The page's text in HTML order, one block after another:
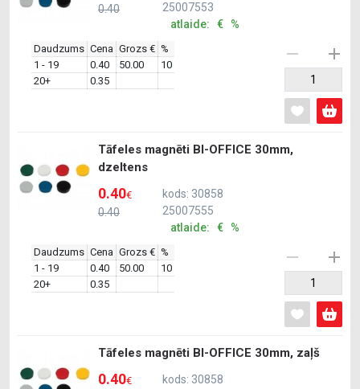
0.40
25007553
atlaide: € %
Daudzums Cena Grozs € %
1 - 19
0.40 50.00
10
20+
0.35
Tāfeles magnēti BI-OFFICE 30mm,
dzeltens
0.40
0.40€
kods: 30858
25007555
atlaide: € %
Daudzums Cena Grozs € %
1 - 19
0.40 50.00
10
20+
0.35
Tāfeles magnēti BI-OFFICE 30mm, zaļš
0.40€
kods: 30858